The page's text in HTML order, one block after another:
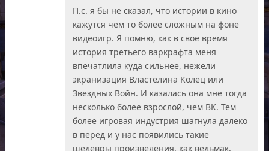
П.с. я бы не сказал, что истории в кино
кажутся чем то более сложным на фоне
видеоигр. Я помню, как в свое время
история третьего варкрафта меня
впечатлила куда сильнее, нежели
экранизация Властелина Колец или
Звездных Войн. И казалась она мне тогда
несколько более взрослой, чем ВК. Тем
более игровая индустрия шагнула далеко
в перед и у нас появились такие
шедевры произведения, как ведьмак,